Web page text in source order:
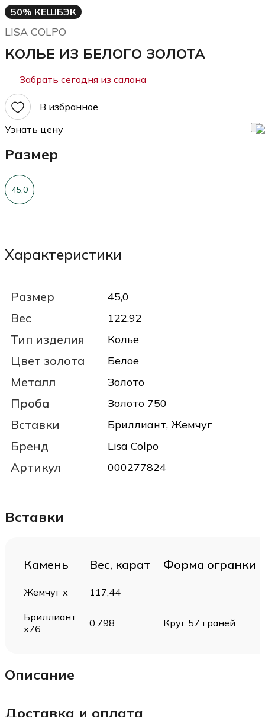
50% КЕШБЭК
LISA COLPO
КОЛЬЕ ИЗ БЕЛОГО ЗОЛОТА
Забрать сегодня из салона
В избранное
Узнать цену
Размер
45,0
Характеристики
Размер 45,0
Вес 122.92
Тип изделия Колье
Цвет золота Белое
Металл Золото
Проба Золото 750
Вставки Бриллиант, Жемчуг
Бренд Lisa Colpo
Артикул 000277824
Вставки
Камень Вес, карат Форма огранки
Жемчуг х 117,44
Бриллиант
х76
0,798 Круг 57 граней
Описание
Доставка и оплата